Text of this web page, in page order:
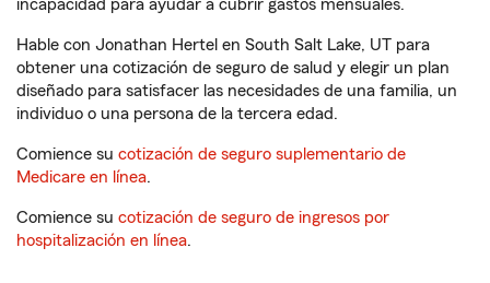
incapacidad para ayudar a cubrir gastos mensuales.
Hable con Jonathan Hertel en South Salt Lake, UT para
obtener una cotización de seguro de salud y elegir un plan
diseñado para satisfacer las necesidades de una familia, un
individuo o una persona de la tercera edad.
Comience su cotización de seguro suplementario de
Medicare en línea.
Comience su cotización de seguro de ingresos por
hospitalización en línea.